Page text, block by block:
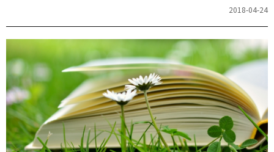
2018-04-24